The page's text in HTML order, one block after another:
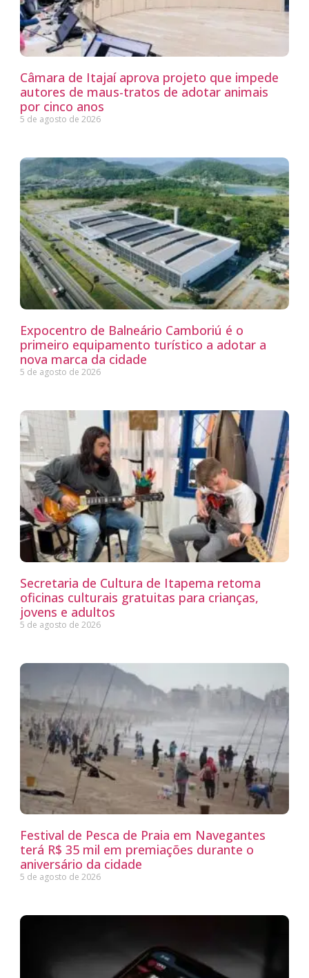
Câmara de Itajaí aprova projeto que impede
autores de maus-tratos de adotar animais
por cinco anos
5 de agosto de 2026
Expocentro de Balneário Camboriú é o
primeiro equipamento turístico a adotar a
nova marca da cidade
5 de agosto de 2026
Secretaria de Cultura de Itapema retoma
oficinas culturais gratuitas para crianças,
jovens e adultos
5 de agosto de 2026
Festival de Pesca de Praia em Navegantes
terá R$ 35 mil em premiações durante o
aniversário da cidade
5 de agosto de 2026